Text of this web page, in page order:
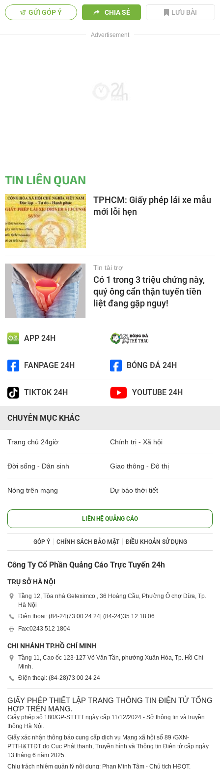
GỬI GÓP Ý CHIA SẺ LƯU BÀI
TIN LIÊN QUAN
TPHCM: Giấy phép lái xe mẫu
mới lỗi hẹn
Tin tài trợ
Có 1 trong 3 triệu chứng này,
quý ông cẩn thận tuyến tiền
liệt đang gặp nguy!
APP 24H
FANPAGE 24H BÓNG ĐÁ 24H
TIKTOK 24H YOUTUBE 24H
CHUYÊN MỤC KHÁC
Trang chủ 24giờ Chính trị - Xã hội
Đời sống - Dân sinh Giao thông - Đô thị
Nóng trên mạng Dự báo thời tiết
LIÊN HỆ QUẢNG CÁO
GÓP Ý CHÍNH SÁCH BẢO MẬT ĐIỀU KHOẢN SỬ DỤNG
Công Ty Cổ Phần Quảng Cáo Trực Tuyến 24h
TRỤ SỞ HÀ NỘI
Tầng 12, Tòa nhà Geleximco , 36 Hoàng Cầu, Phường Ô chợ Dừa, Tp.
Hà Nội
Điện thoại: (84-24)73 00 24 24| (84-24)35 12 18 06
Fax:0243 512 1804
CHI NHÁNH TP.HỒ CHÍ MINH
Tầng 11, Cao ốc 123-127 Võ Văn Tần, phường Xuân Hòa, Tp. Hồ Chí
Minh.
Điện thoại: (84-28)73 00 24 24
GIẤY PHÉP THIẾT LẬP TRANG THÔNG TIN ĐIỆN TỬ TỔNG
HỢP TRÊN MẠNG.
Giấy phép số 180/GP-STTTT ngày cấp 11/12/2024 - Sở thông tin và truyền
thông Hà Nội.
Giấy xác nhận thông báo cung cấp dịch vụ Mạng xã hội số 89 /GXN-
PTTH&TTĐT do Cục Phát thanh, Truyền hình và Thông tin Điện tử cấp ngày
13 tháng 6 năm 2025.
Chịu trách nhiệm quản lý nội dung: Phan Minh Tâm - Chủ tịch HĐQT.